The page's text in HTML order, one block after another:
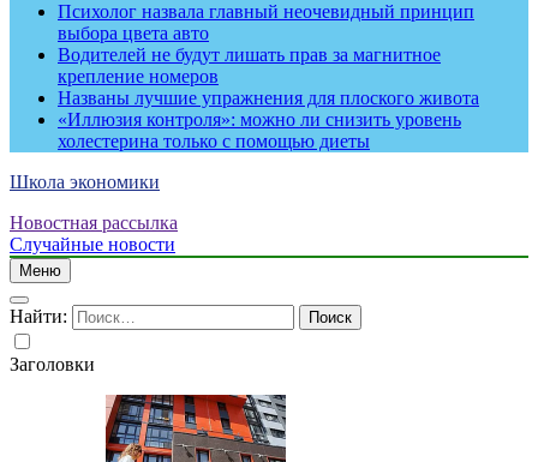
Психолог назвала главный неочевидный принцип
выбора цвета авто
Водителей не будут лишать прав за магнитное
крепление номеров
Названы лучшие упражнения для плоского живота
«Иллюзия контроля»: можно ли снизить уровень
холестерина только с помощью диеты
Школа экономики
Новостная рассылка
Случайные новости
Меню
Найти:
Заголовки